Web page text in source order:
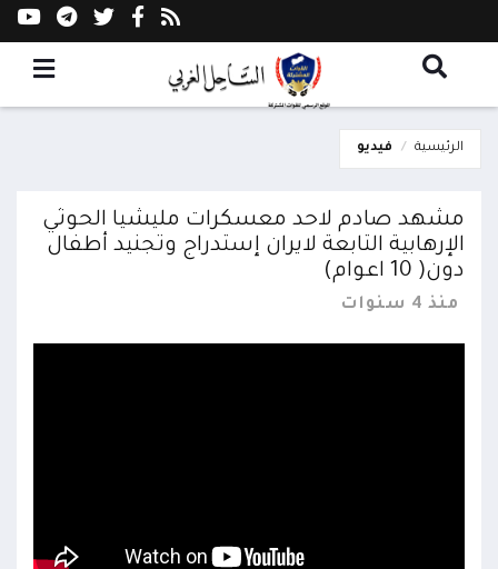
الرئيسية فيديو
مشهد صادم لاحد معسكرات مليشيا الحوثي
الإرهابية التابعة لايران إستدراج وتجنيد أطفال
دون( 10 اعوام)
منذ 4 سنوات